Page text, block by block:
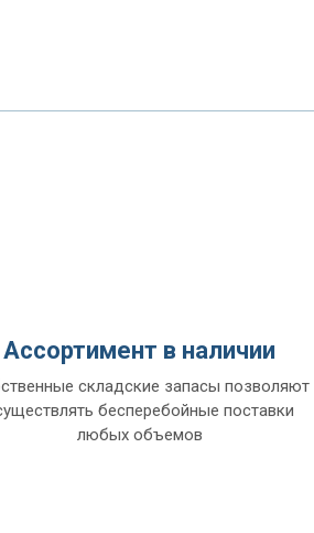
Ассортимент в наличии
складские запасы позволяют
бесперебойные поставки
любых объемов